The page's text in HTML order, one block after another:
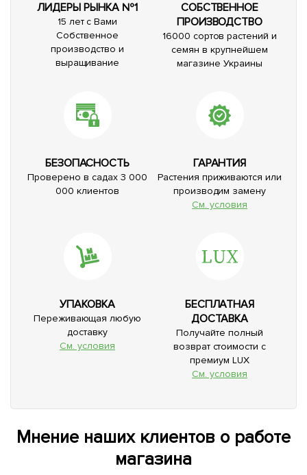
ЛИДЕРЫ РЫНКА №1
15 лет с Вами
Собственное
производство и
выращивание
СОБСТВЕННОЕ
ПРОИЗВОДСТВО
16000 сортов растений и
семян в крупнейшем
магазине Украины
БЕЗОПАСНОСТЬ
Проверено в садах 3 000
000 клиентов
ГАРАНТИЯ
Растения приживаются или
производим замену
См. условия
УПАКОВКА
Переживающая любую
доставку
См. условия
БЕСПЛАТНАЯ
ДОСТАВКА
Получайте полный
возврат стоимости с
премиум LUX
См. условия
Мнение наших клиентов о работе
магазина